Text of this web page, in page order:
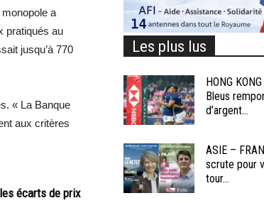
a
pratiqués au
jusqu’à 770
« La Banque
aux critères
écarts de prix
Les plus lus
HONG
Bleus
d’argent...
ASIE –
scrute pour
tour...